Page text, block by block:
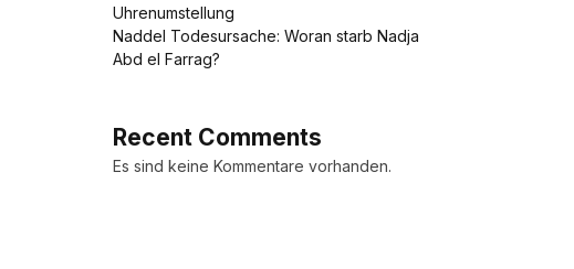
Uhrenumstellung
Naddel Todesursache: Woran starb Nadja
Abd el Farrag?
Recent Comments
Es sind keine Kommentare vorhanden.